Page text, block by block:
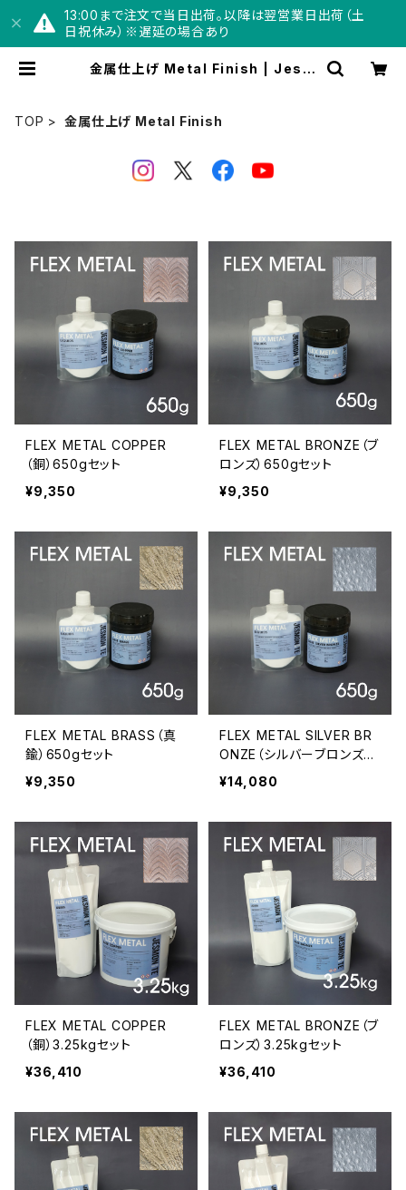
13:00まで注文で当日出荷。以降は翌営業日出荷（土
日祝休み）※遅延の場合あり
金属仕上げ Metal Finish | Jesm
TOP
金属仕上げ Metal Finish
FLEX METAL COPPER
（銅）650gセット
¥9,350
FLEX METAL BRONZE（ブ
ロンズ）650gセット
¥9,350
FLEX METAL BRASS（真
鍮）650gセット
¥9,350
FLEX METAL SILVER BR
ONZE（シルバーブロンズ）6
50gセット
¥14,080
FLEX METAL COPPER
（銅）3.25kgセット
¥36,410
FLEX METAL BRONZE（ブ
ロンズ）3.25kgセット
¥36,410